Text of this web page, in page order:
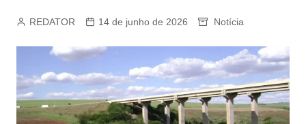
REDATOR 14 de junho de 2026 Notícia